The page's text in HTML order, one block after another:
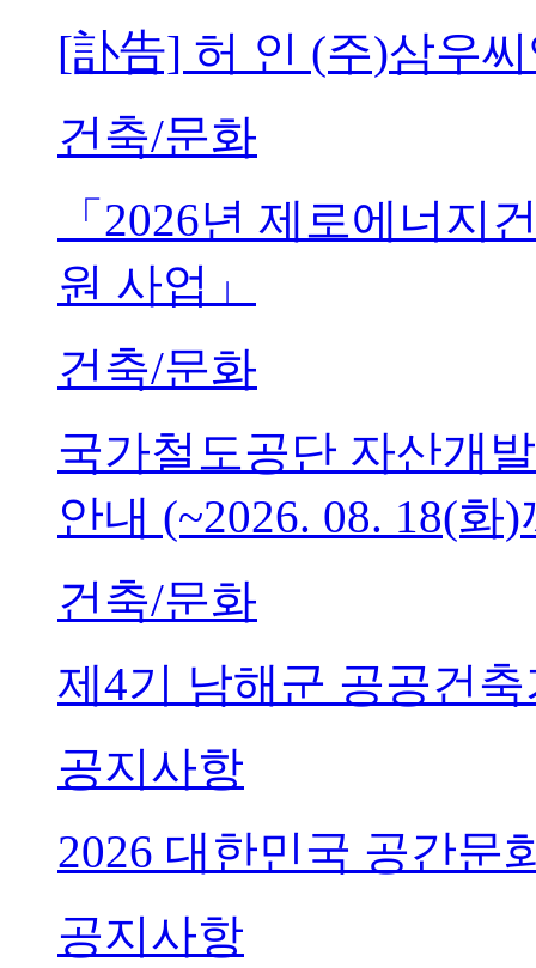
[訃告] 허 인 (주)삼우
건축/문화
「2026년 제로에너지
원 사업」
건축/문화
국가철도공단 자산개
안내 (~2026. 08. 18(화
건축/문화
제4기 남해군 공공건
공지사항
2026 대한민국 공간문
공지사항